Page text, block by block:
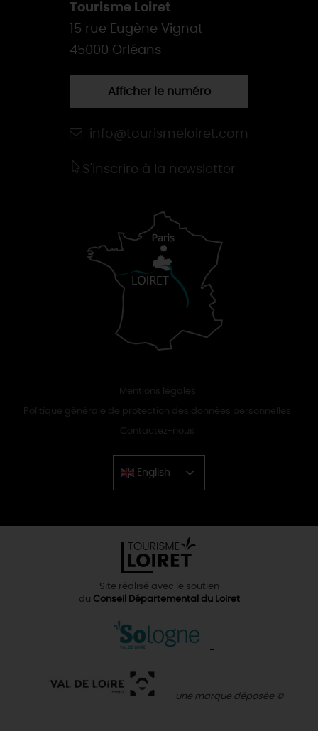
Tourisme Loiret
15 rue Eugène Vignat
45000 Orléans
Afficher le numéro
info@tourismeloiret.com
S'inscrire à la newsletter
Mentions légales
Politique générale de protection des données personnelles
Contactez-nous
English
Chinese
Site réalisé avec le soutien
du Conseil Départemental du Loiret
une marque déposée ©